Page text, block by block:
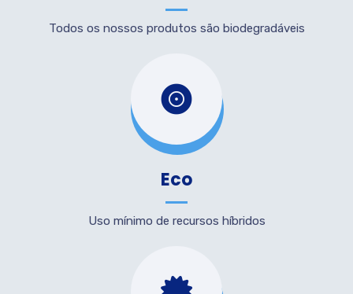
Todos os nossos produtos são biodegradáveis
Eco
Uso mínimo de recursos híbridos